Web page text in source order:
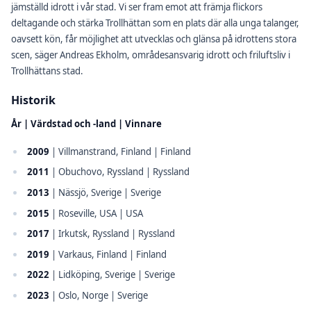
jämställd idrott i vår stad. Vi ser fram emot att främja flickors
deltagande och stärka Trollhättan som en plats där alla unga talanger,
oavsett kön, får möjlighet att utvecklas och glänsa på idrottens stora
scen, säger Andreas Ekholm, områdesansvarig idrott och friluftsliv i
Trollhättans stad.
Historik
År | Värdstad och -land | Vinnare
2009 | Villmanstrand, Finland | Finland
2011
| Obuchovo, Ryssland | Ryssland
2013 | Nässjö, Sverige | Sverige
2015 | Roseville, USA | USA
2017 | Irkutsk, Ryssland | Ryssland
2019 | Varkaus, Finland | Finland
2022 | Lidköping, Sverige | Sverige
2023 | Oslo, Norge | Sverige